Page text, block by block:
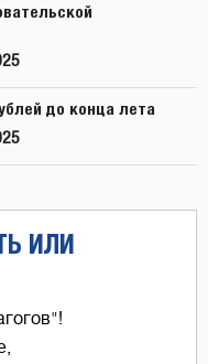
до конца лета
ИЛИ